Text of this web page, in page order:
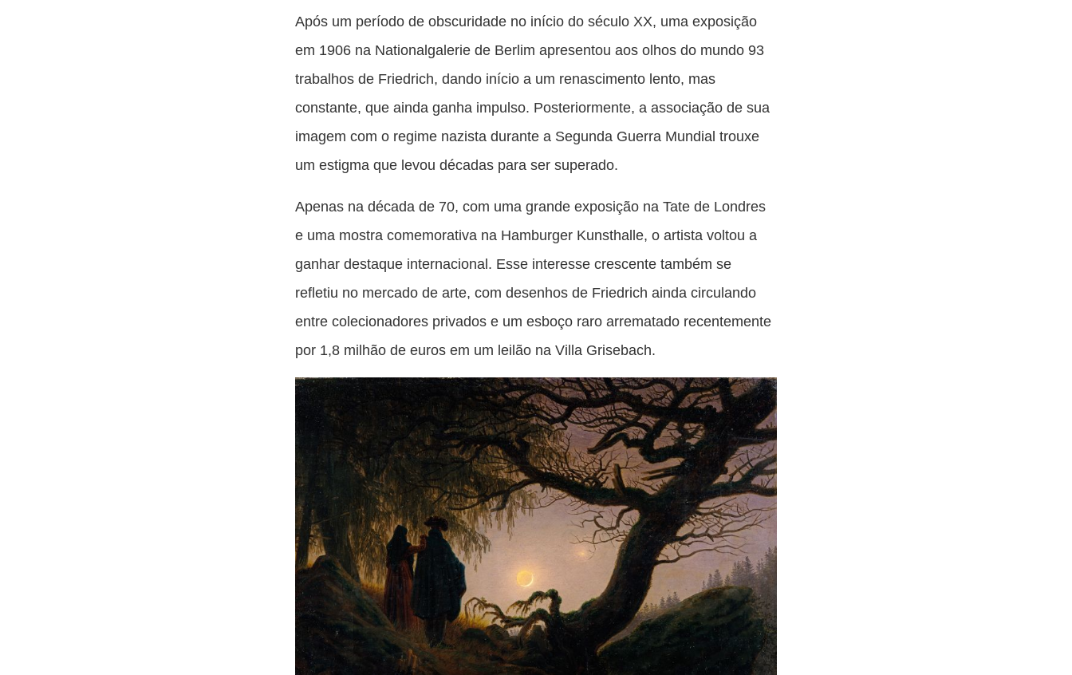
Após um período de obscuridade no início do século XX, uma exposição
em 1906 na Nationalgalerie de Berlim apresentou aos olhos do mundo 93
trabalhos de Friedrich, dando início a um renascimento lento, mas
constante, que ainda ganha impulso. Posteriormente, a associação de sua
imagem com o regime nazista durante a Segunda Guerra Mundial trouxe
um estigma que levou décadas para ser superado.
Apenas na década de 70, com uma grande exposição na Tate de Londres
e uma mostra comemorativa na Hamburger Kunsthalle, o artista voltou a
ganhar destaque internacional. Esse interesse crescente também se
refletiu no mercado de arte, com desenhos de Friedrich ainda circulando
entre colecionadores privados e um esboço raro arrematado recentemente
por 1,8 milhão de euros em um leilão na Villa Grisebach.